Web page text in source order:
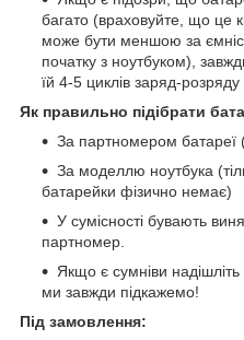
багато (враховуйте, що це
може бути меншою за
початку з ноутбуком),
їй 4-5 циклів заряд-розряду
Як правильно підібрати
За партномером батареї
За моделлю ноутбука
батарейки фізично немає)
У сумісності бувають
партномер.
Якщо є сумніви
ми завжди підкажемо!
Під замовлення: